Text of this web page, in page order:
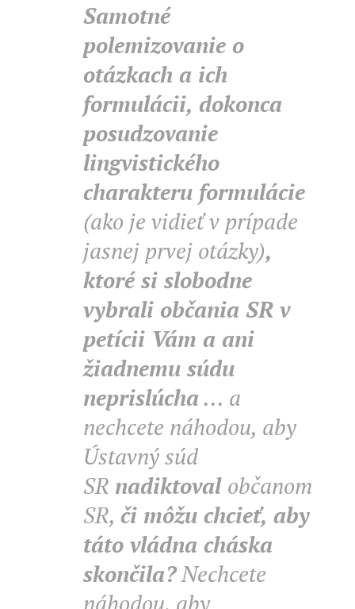
Samotné
polemizovanie o
otázkach a ich
formulácii, dokonca
posudzovanie
lingvistického
charakteru formulácie
(ako je vidieť v prípade
jasnej prvej otázky),
ktoré si slobodne
vybrali občania SR v
petícii Vám a ani
žiadnemu súdu
neprislúcha ... a
nechcete náhodou, aby
Ústavný súd
SR nadiktoval občanom
SR, či môžu chcieť, aby
táto vládna cháska
skončila?Nechcete
náhodou, aby